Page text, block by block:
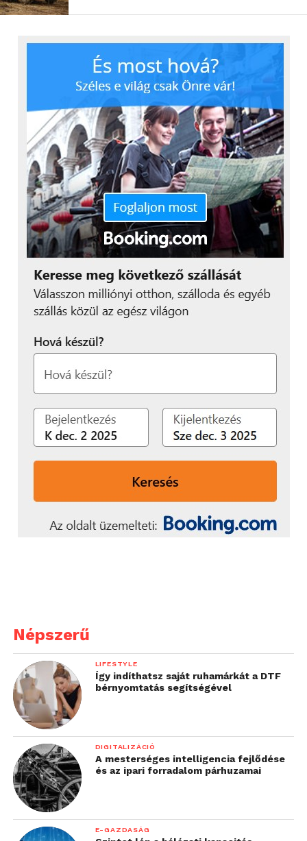
Népszerű
LIFESTYLE
Így indíthatsz saját ruhamárkát a DTF
bérnyomtatás segítségével
DIGITALIZÁCIÓ
A mesterséges intelligencia fejlődése
és az ipari forradalom párhuzamai
E-GAZDASÁG